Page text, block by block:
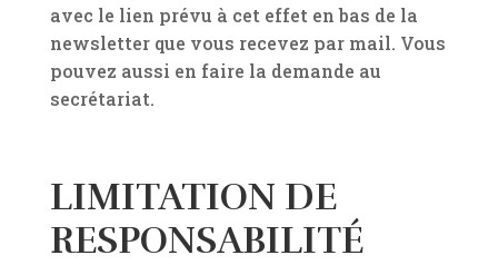
avec le lien prévu à cet effet en bas de la
newsletter que vous recevez par mail. Vous
pouvez aussi en faire la demande au
secrétariat.
LIMITATION DE
RESPONSABILITÉ